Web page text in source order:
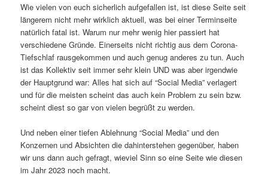
Wie vielen von euch sicherlich aufgefallen ist, ist diese Seite seit
längerem nicht mehr wirklich aktuell, was bei einer Terminseite
natürlich fatal ist. Warum nur mehr wenig hier passiert hat
verschiedene Gründe. Einerseits nicht richtig aus dem Corona-
Tiefschlaf rausgekommen und auch genug anderes zu tun. Auch
ist das Kollektiv seit immer sehr klein UND was aber irgendwie
der Hauptgrund war: Alles hat sich auf “Social Media” verlagert
und für die meisten scheint das auch kein Problem zu sein bzw.
scheint diest so gar von vielen begrüßt zu werden.
Und neben einer tiefen Ablehnung “Social Media” und den
Konzernen und Absichten die dahinterstehen gegenüber, haben
wir uns dann auch gefragt, wieviel Sinn so eine Seite wie diesen
im Jahr 2023 noch macht.